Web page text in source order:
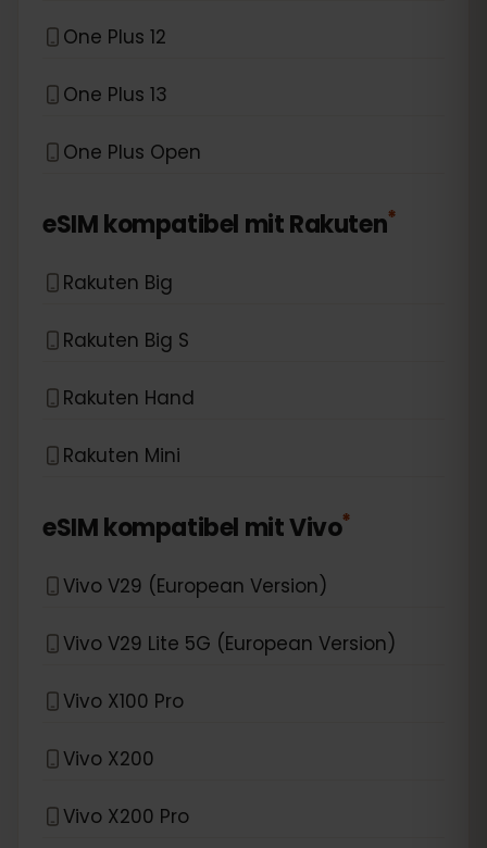
One Plus 12
One Plus 13
One Plus Open
eSIM kompatibel mitRakuten*
Rakuten Big
Rakuten Big S
Rakuten Hand
Rakuten Mini
eSIM kompatibel mitVivo*
Vivo V29 (European Version)
Vivo V29 Lite 5G (European Version)
Vivo X100 Pro
Vivo X200
Vivo X200 Pro